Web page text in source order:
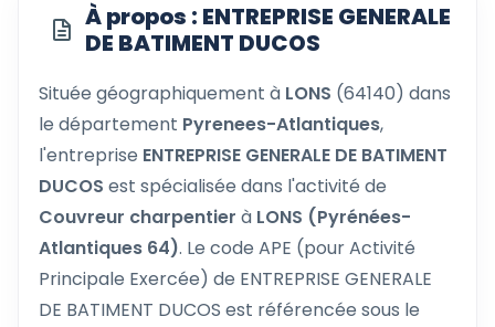
À propos : ENTREPRISE GENERALE
DE BATIMENT DUCOS
Située géographiquement à LONS (64140) dans
le département Pyrenees-Atlantiques,
l'entreprise ENTREPRISE GENERALE DE BATIMENT
DUCOS est spécialisée dans l'activité de
Couvreur charpentier à LONS (Pyrénées-
Atlantiques 64). Le code APE (pour Activité
Principale Exercée) de ENTREPRISE GENERALE
DE BATIMENT DUCOS est référencée sous le